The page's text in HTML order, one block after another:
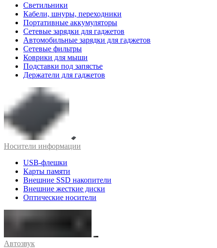
Светильники
Кабели, шнуры, переходники
Портативные аккумуляторы
Сетевые зарядки для гаджетов
Автомобильные зарядки для гаджетов
Сетевые фильтры
Коврики для мыши
Подставки под запястье
Держатели для гаджетов
Носители информации
USB-флешки
Карты памяти
Внешние SSD накопители
Внешние жесткие диски
Оптические носители
Автозвук